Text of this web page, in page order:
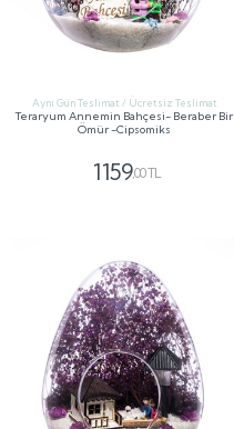
Aynı Gün Teslimat / Ücretsiz Teslimat
Teraryum Annemin Bahçesi- Beraber Bir
Ömür -Cipsomiks
1159,00 TL